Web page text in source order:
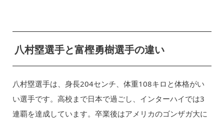
八村塁選手と富樫勇樹選手の違い
八村塁選手は、身長204センチ、体重108キロと体格がい
い選手です。高校まで日本で過ごし、インターハイでは3
連覇を達成しています。卒業後はアメリカのゴンザガ大に